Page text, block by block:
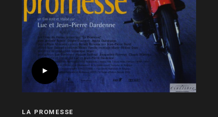
LA PROMESSE